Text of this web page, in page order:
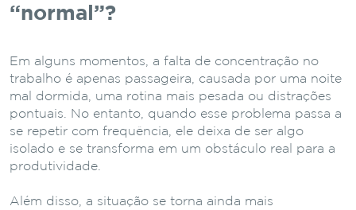
“normal”?
Em alguns momentos, a falta de concentração no
trabalho é apenas passageira, causada por uma noite
mal dormida, uma rotina mais pesada ou distrações
pontuais. No entanto, quando esse problema passa a
se repetir com frequência, ele deixa de ser algo
isolado e se transforma em um obstáculo real para a
produtividade.
Além disso, a situação se torna ainda mais